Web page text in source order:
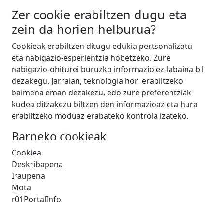
Zer cookie erabiltzen dugu eta
zein da horien helburua?
Cookieak erabiltzen ditugu edukia pertsonalizatu
eta nabigazio-esperientzia hobetzeko. Zure
nabigazio-ohiturei buruzko informazio ez-labaina bil
dezakegu. Jarraian, teknologia hori erabiltzeko
baimena eman dezakezu, edo zure preferentziak
kudea ditzakezu biltzen den informazioaz eta hura
erabiltzeko moduaz erabateko kontrola izateko.
Barneko cookieak
Cookiea
Deskribapena
Iraupena
Mota
r01PortalInfo